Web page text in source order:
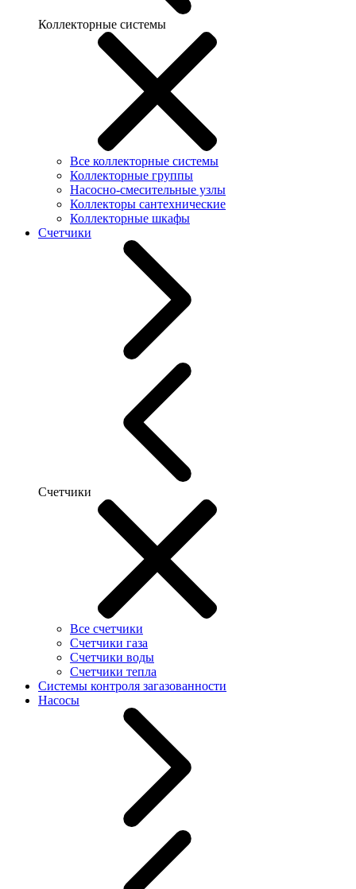
Коллекторные системы
Все коллекторные системы
Коллекторные группы
Насосно-смесительные узлы
Коллекторы сантехнические
Коллекторные шкафы
Счетчики
Счетчики
Все счетчики
Счетчики газа
Счетчики воды
Счетчики тепла
Системы контроля загазованности
Насосы